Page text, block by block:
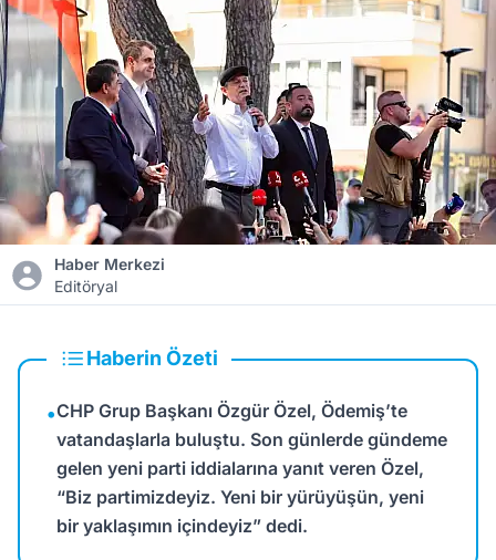
Haber Merkezi
Editöryal
Haberin Özeti
•CHP Grup Başkanı Özgür Özel, Ödemiş’te
vatandaşlarla buluştu. Son günlerde gündeme
gelen yeni parti iddialarına yanıt veren Özel,
“Biz partimizdeyiz. Yeni bir yürüyüşün, yeni
bir yaklaşımın içindeyiz” dedi.